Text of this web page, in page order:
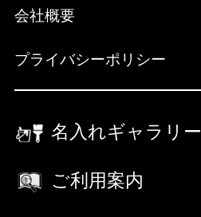
会社概要
プライバシーポリシー
名入れギャラリー
ご利用案内